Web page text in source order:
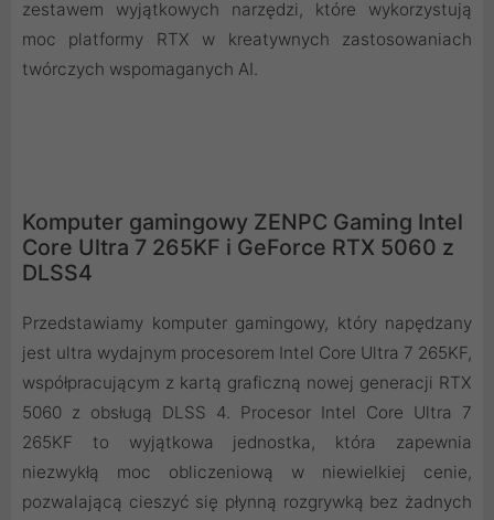
zestawem wyjątkowych narzędzi, które wykorzystują
moc platformy RTX w kreatywnych zastosowaniach
twórczych wspomaganych AI.
Komputer gamingowy ZENPC Gaming Intel
Core Ultra 7 265KF i GeForce RTX 5060 z
DLSS4
Przedstawiamy komputer gamingowy, który napędzany
jest ultra wydajnym procesorem Intel Core Ultra 7 265KF,
współpracującym z kartą graficzną nowej generacji RTX
5060 z obsługą DLSS 4. Procesor Intel Core Ultra 7
265KF to wyjątkowa jednostka, która zapewnia
niezwykłą moc obliczeniową w niewielkiej cenie,
pozwalającą cieszyć się płynną rozgrywką bez żadnych